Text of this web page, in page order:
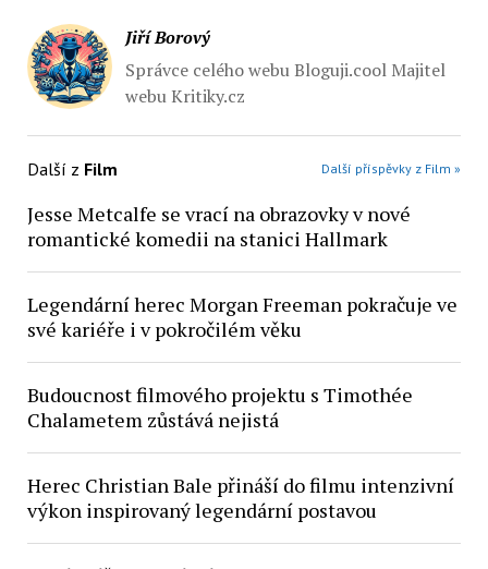
Jiří Borový
Správce celého webu Bloguji.cool Majitel
webu Kritiky.cz
Další z Film Další příspěvky z Film »
Jesse Metcalfe se vrací na obrazovky v nové
romantické komedii na stanici Hallmark
Legendární herec Morgan Freeman pokračuje ve
své kariéře i v pokročilém věku
Budoucnost filmového projektu s Timothée
Chalametem zůstává nejistá
Herec Christian Bale přináší do filmu intenzivní
výkon inspirovaný legendární postavou